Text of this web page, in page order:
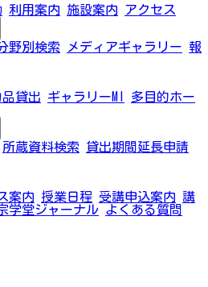
利用案内 施設案内 アクセス
野別検索 メディアギャラリー 報
品貸出 ギャラリーMI
多目的ホー
所蔵資料検索
貸出期間延長申請
案内 授業日程 受講申込案内 講
学堂ジャーナル よくある質問